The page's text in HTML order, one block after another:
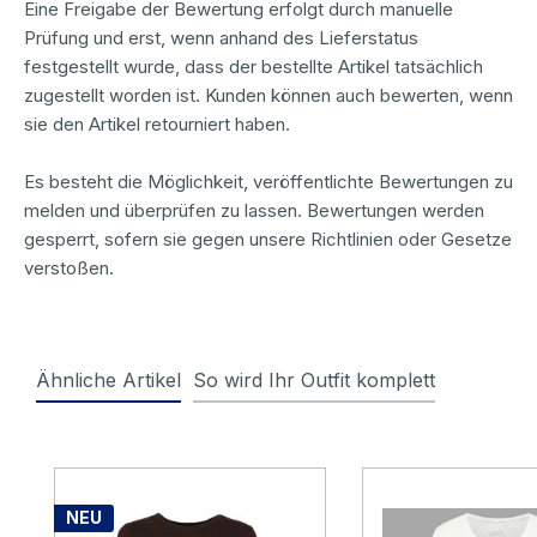
Eine Freigabe der Bewertung erfolgt durch manuelle
Prüfung und erst, wenn anhand des Lieferstatus
festgestellt wurde, dass der bestellte Artikel tatsächlich
zugestellt worden ist. Kunden können auch bewerten, wenn
sie den Artikel retourniert haben.
Es besteht die Möglichkeit, veröffentlichte Bewertungen zu
melden und überprüfen zu lassen. Bewertungen werden
gesperrt, sofern sie gegen unsere Richtlinien oder Gesetze
verstoßen.
Ähnliche Artikel So wird Ihr Outfit komplett
NEU